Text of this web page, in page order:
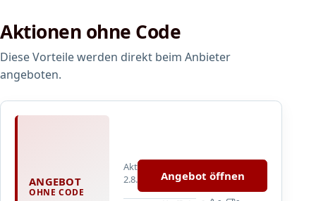
Aktionen ohne Code
Diese Vorteile werden direkt beim Anbieter
angeboten.
ANGEBOT
OHNE CODE
k
z
Aktualisiert
2.8.2026
Angebot öffnen